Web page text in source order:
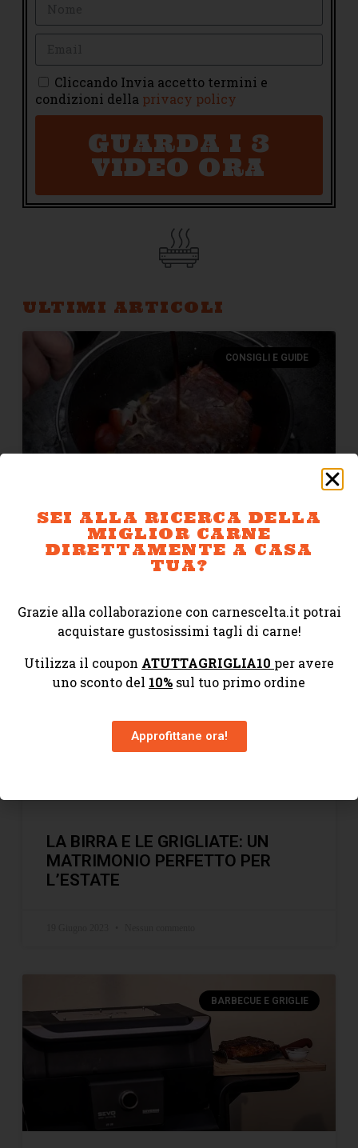
Cliccando Invia accetto termini e
condizioni della privacy policy
GUARDA I 3
VIDEO ORA
ULTIMI ARTICOLI
CONSIGLI E GUIDE
MARINARE CON LA BIRRA :
UN’ESTASI SENSORIALE
CONSIGLI E GUIDE
LA BIRRA E LE GRIGLIATE: UN
MATRIMONIO PERFETTO PER
L’ESTATE
BARBECUE E GRIGLIE
SEI ALLA RICERCA DELLA
MIGLIOR CARNE
DIRETTAMENTE A CASA
TUA?
Grazie alla collaborazione con carnescelta.it potrai
acquistare gustosissimi tagli di carne!
Utilizza il coupon ATUTTAGRIGLIA10 per avere
uno sconto del 10% sul tuo primo ordine
Approfittane ora!